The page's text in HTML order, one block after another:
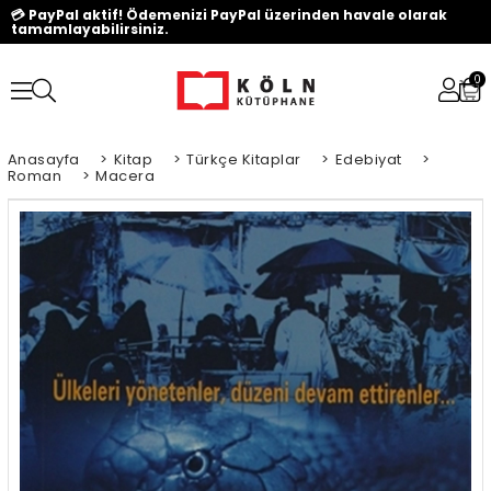
💳 PayPal aktif! Ödemenizi PayPal üzerinden havale olarak
tamamlayabilirsiniz.
0
Anasayfa > Kitap > Türkçe Kitaplar > Edebiyat >
Roman > Macera